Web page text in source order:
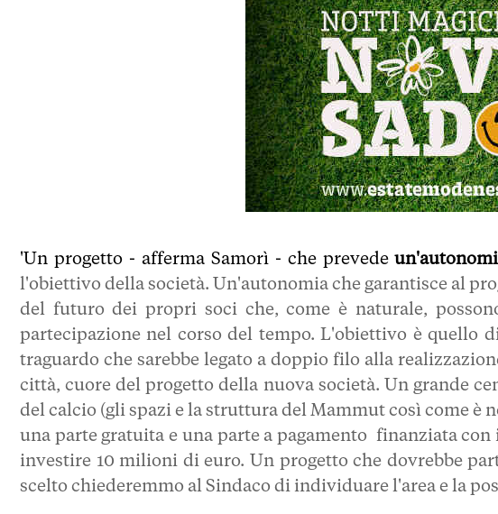
'Un progetto - afferma Samorì - che prevede
l'obiettivo della società. Un'autonomia che garantisce al
del futuro dei propri soci che, come è naturale,
partecipazione nel corso del tempo. L'obiettivo è quello
traguardo che sarebbe legato a doppio filo alla
città, cuore del progetto della nuova società. Un grande
del calcio (gli spazi e la struttura del Mammut così come è
una parte gratuita e una parte a pagamento finanziata
investire 10 milioni di euro. Un progetto che dovrebbe
scelto chiederemmo al Sindaco di individuare l'area e la